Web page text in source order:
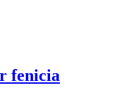
fenicia